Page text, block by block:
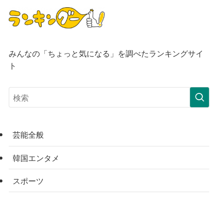
みんなの「ちょっと気になる」を調べたランキングサイ
ト
芸能全般
韓国エンタメ
スポーツ